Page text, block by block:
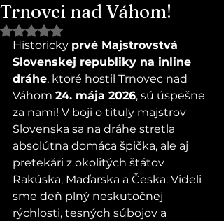
Trnovci nad Váhom!
Hodnotenie NaN z 5 hviezdičiek.
Historicky prvé Majstrovstvá
Slovenskej republiky na inline
dráhe, ktoré hostil Trnovec nad
Váhom 24. mája 2026, sú úspešne
za nami! V boji o tituly majstrov
Slovenska sa na dráhe stretla
absolútna domáca špička, ale aj
pretekári z okolitých štátov
Rakúska, Maďarska a Česka. Videli
sme deň plný neskutočnej
rýchlosti, tesných súbojov a